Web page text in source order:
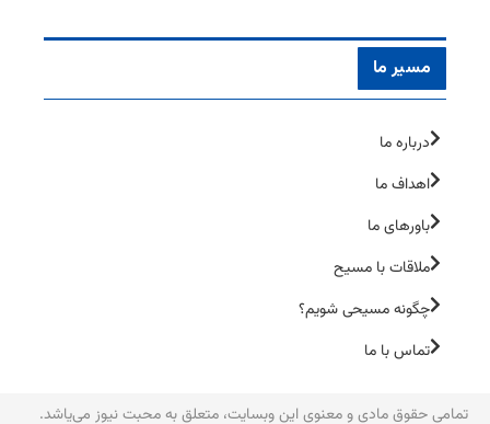
مسیر ما
درباره ما
اهداف ما
باورهای ما
ملاقات با مسیح
چگونه مسیحی شویم؟
تماس با ما
تمامی حقوق مادی و معنوی این وبسایت، متعلق به محبت نیوز می‌یاشد.